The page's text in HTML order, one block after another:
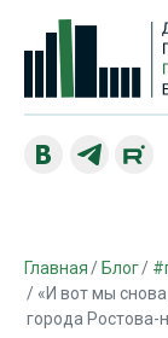
Главная Блог
«И вот мы
города Ростова-